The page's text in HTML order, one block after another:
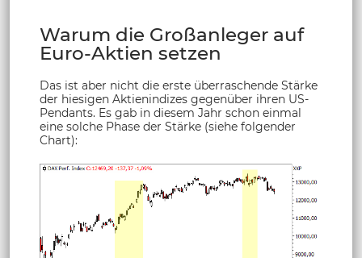
Warum die Großanleger auf
Euro-Aktien setzen
Das ist aber nicht die erste überraschende Stärke
der hiesigen Aktienindizes gegenüber ihren US-
Pendants. Es gab in diesem Jahr schon einmal
eine solche Phase der Stärke (siehe folgender
Chart):